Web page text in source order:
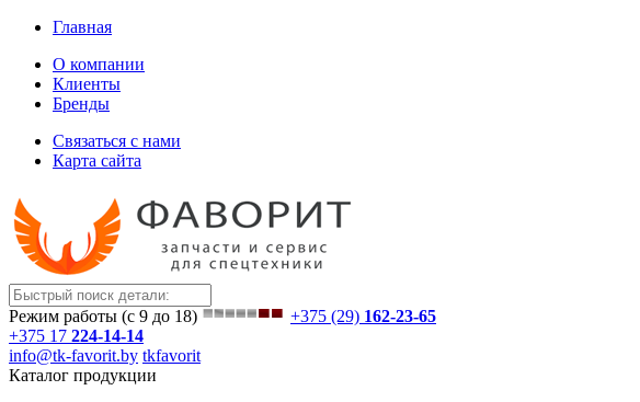
Главная
О компании
Клиенты
Бренды
Связаться с нами
Карта сайта
Режим работы (с 9 до 18) +375 (29) 162-23-65
+375 17 224-14-14
info@tk-favorit.by tkfavorit
Каталог продукции